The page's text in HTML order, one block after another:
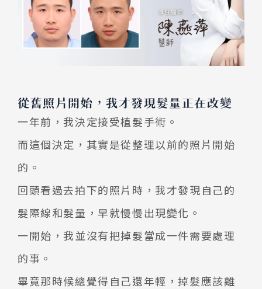
從舊照片開始，我才發現髮量正在改變
一年前，我決定接受植髮手術。
而這個決定，其實是從整理以前的照片開始
的。
回頭看過去拍下的照片時，我才發現自己的
髮際線和髮量，早就慢慢出現變化。
一開始，我並沒有把掉髮當成一件需要處理
的事。
畢竟那時候總覺得自己還年輕，掉髮應該離